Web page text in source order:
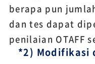
berapa pun
dan tes dapat
penilaian OTAFF
*2) Modifikasi